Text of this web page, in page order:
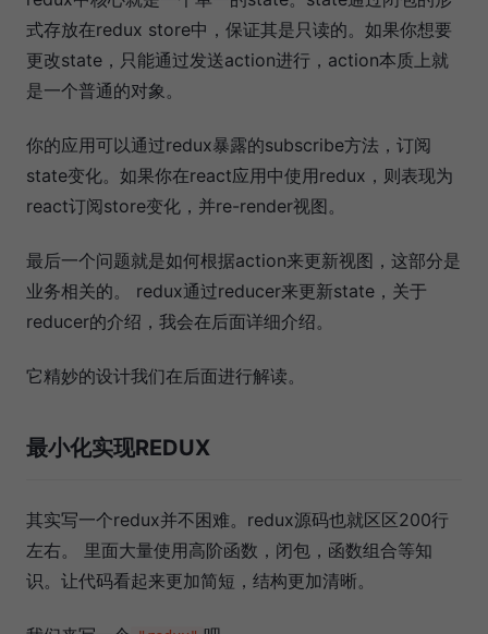
式存放在redux store中，保证其是只读的。如果你想要
更改state，只能通过发送action进行，action本质上就
是一个普通的对象。
你的应用可以通过redux暴露的subscribe方法，订阅
state变化。如果你在react应用中使用redux，则表现为
react订阅store变化，并re-render视图。
最后一个问题就是如何根据action来更新视图，这部分是
业务相关的。 redux通过reducer来更新state，关于
reducer的介绍，我会在后面详细介绍。
它精妙的设计我们在后面进行解读。
最小化实现REDUX
其实写一个redux并不困难。redux源码也就区区200行
左右。 里面大量使用高阶函数，闭包，函数组合等知
识。让代码看起来更加简短，结构更加清晰。